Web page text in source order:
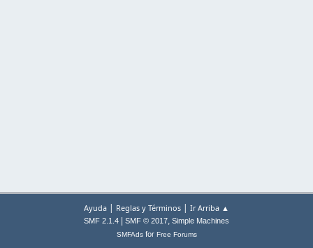
Ayuda | Reglas y Términos | Ir Arriba ▲
SMF 2.1.4 SMF © 2017, Simple Machines
SMFAdsfor Free Forums